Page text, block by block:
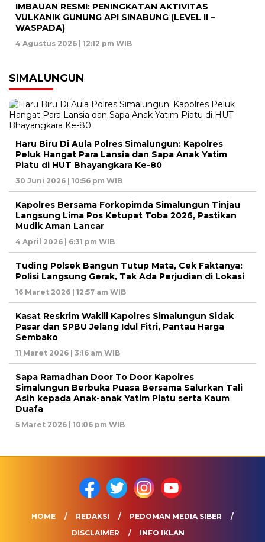
IMBAUAN RESMI: PENINGKATAN AKTIVITAS
VULKANIK GUNUNG API SINABUNG (LEVEL II –
WASPADA)
4 Agustus 2026 | 12:12 pm WIB
SIMALUNGUN
Haru Biru Di Aula Polres Simalungun: Kapolres
Peluk Hangat Para Lansia dan Sapa Anak Yatim
Piatu di HUT Bhayangkara Ke-80
30 Juni 2026 | 10:56 pm WIB
Kapolres Bersama Forkopimda Simalungun Tinjau
Langsung Lima Pos Ketupat Toba 2026, Pastikan
Mudik Aman Lancar
4 April 2026 | 6:31 pm WIB
Tuding Polsek Bangun Tutup Mata, Cek Faktanya:
Polisi Langsung Gerak, Tak Ada Perjudian di Lokasi
16 Maret 2026 | 12:57 am WIB
Kasat Reskrim Wakili Kapolres Simalungun Sidak
Pasar dan SPBU Jelang Idul Fitri, Pantau Harga
Sembako
11 Maret 2026 | 3:16 am WIB
Sapa Ramadhan Door To Door Kapolres
Simalungun Berbuka Puasa Bersama Salurkan Tali
Asih kepada Anak-anak Yatim Piatu serta Kaum
Duafa
5 Maret 2026 | 10:06 pm WIB
HOME REDAKSI
PEDOMAN MEDIA SIBER
DISCLAIMER
INFO IKLAN